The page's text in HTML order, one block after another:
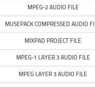
MPEG-2 AUDIO FILE
MUSEPACK COMPRESSED AUDIO
MIXPAD PROJECT FILE
MPEG-1 LAYER 3 AUDIO FILE
MPEG LAYER 3 AUDIO FILE